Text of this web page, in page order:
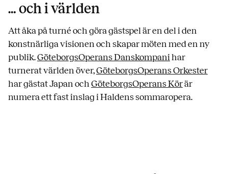
… och i världen
Att åka på turné och göra gästspel är en del i den
konstnärliga visionen och skapar möten med en ny
publik.GöteborgsOperans Danskompanihar
turnerat världen över,GöteborgsOperans Orkester
har gästat Japan ochGöteborgsOperans Körär
numera ett fast inslag i Haldens sommaropera.